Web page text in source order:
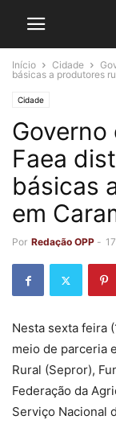
Início Cidade
básicas a produtores
Cidade
Governo
Faea
básicas
em
Por Redação OPP -
Nesta sexta feira
meio de parceria
Rural (Sepror),
Federação da
Serviço Nacional